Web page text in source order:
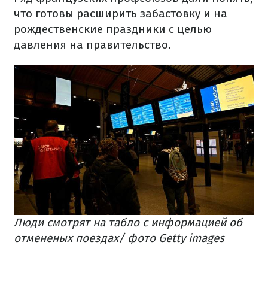
что готовы расширить забастовку и на
рождественские праздники с целью
давления на правительство.
​Люди смотрят на табло с информацией об
отмененых поездах/ фото Getty images